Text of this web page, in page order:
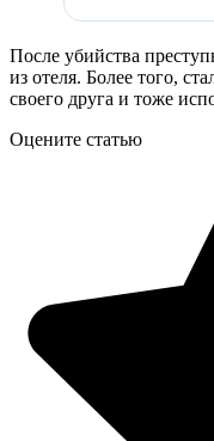
После убийства
из отеля. Более того,
своего друга и тоже
Оцените статью